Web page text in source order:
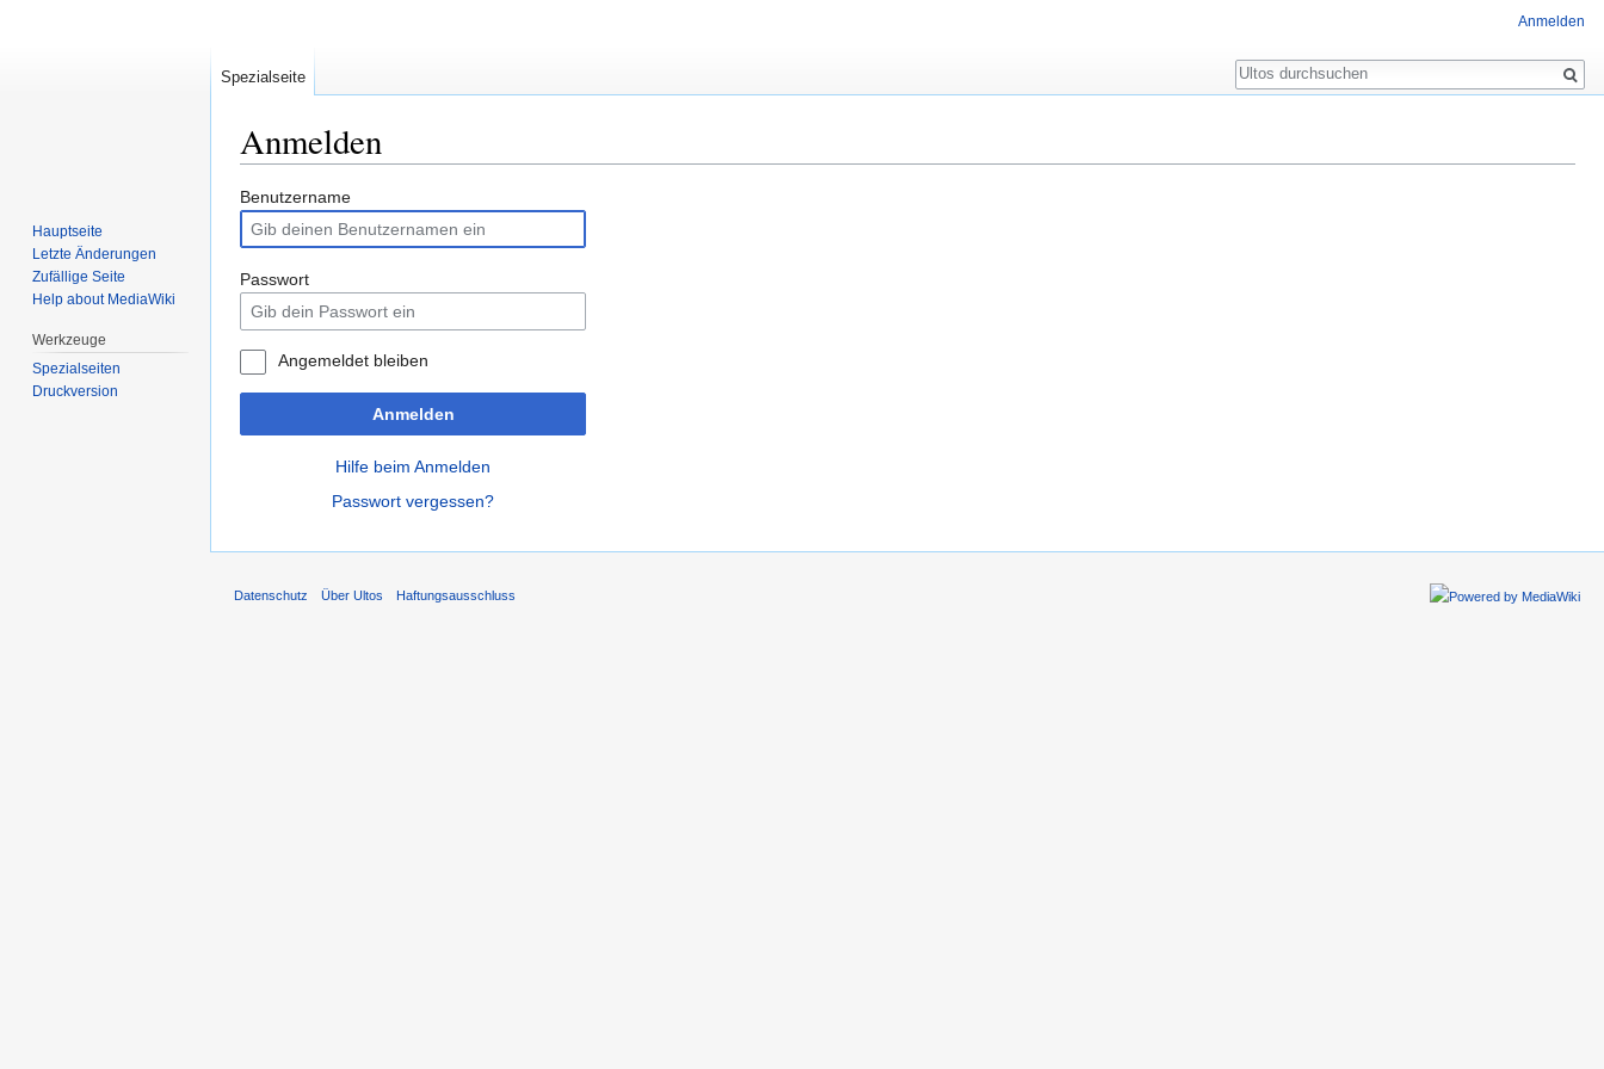
Anmelden
Zur
Navigation
springen
Zur
Suche
springen
Benutzername
Passwort
Angemeldet bleiben
Anmelden
Hilfe beim Anmelden
Passwort vergessen?
Anmelden
Spezialseite
Suche
Hauptseite
Letzte Änderungen
Zufällige Seite
Help about MediaWiki
Werkzeuge
Spezialseiten
Druckversion
Datenschutz Über Ultos Haftungsausschluss